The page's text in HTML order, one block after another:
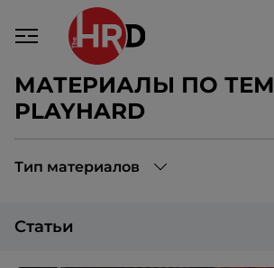
МАТЕРИАЛЫ ПО
PLAYHARD
Статьи
Тип материалов